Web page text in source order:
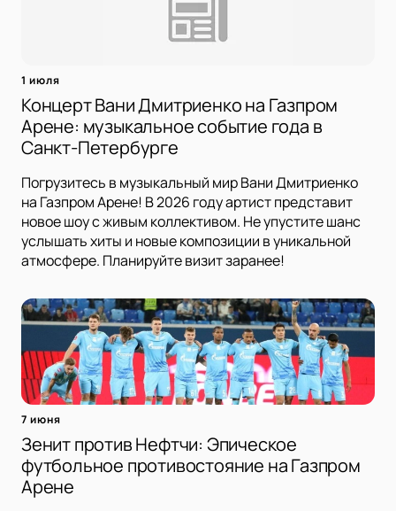
1 июля
Концерт Вани Дмитриенко на Газпром
Арене: музыкальное событие года в
Санкт-Петербурге
Погрузитесь в музыкальный мир Вани Дмитриенко
на Газпром Арене! В 2026 году артист представит
новое шоу с живым коллективом. Не упустите шанс
услышать хиты и новые композиции в уникальной
атмосфере. Планируйте визит заранее!
7 июня
Зенит против Нефтчи: Эпическое
футбольное противостояние на Газпром
Арене